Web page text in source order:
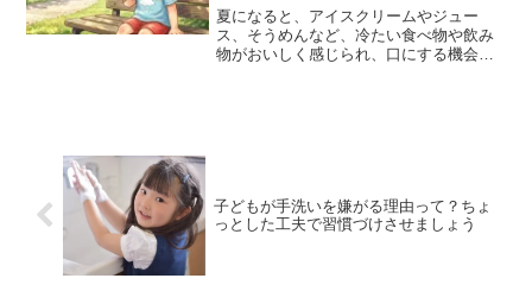
夏になると、アイスクリームやジュー
ス、そうめんなど、冷たい食べ物や飲み
物がおいしく感じられ、口にする機会も
子どもが手洗いを嫌がる理由って？ちょ
っとした工夫で習慣づけさせましょう